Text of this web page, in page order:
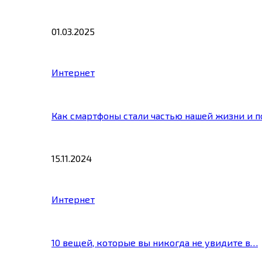
01.03.2025
Интернет
Как смартфоны стали частью нашей жизни и
15.11.2024
Интернет
10 вещей, которые вы никогда не увидите в…